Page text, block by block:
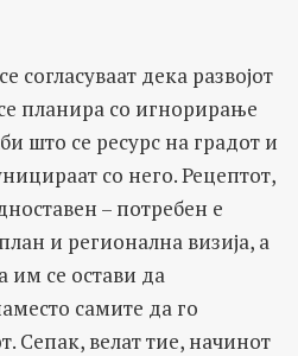
дека развојот
планира со игнорирање
што се ресурс на градот и
со него. Рецептот,
– потребен е
и регионална визија, а
се остави да
самите да го
Сепак, велат тие, начинот